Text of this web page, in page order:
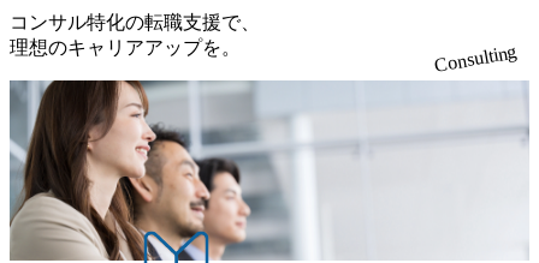
ミュニケーション能力をお持ちの方 ・最新のトレンド・テ
ーマや事例にキャッチアップし、バイタリティーを持って
向を把握し、クライアントや自社への提案などに積極的に
関わることができる方 ・スケジューリング(優先順位付け含
む)など、ビジネスベーシックスキルが習得できている方
り、クライアントとのリレーションを発展・拡大させるこ
とをミッションとする。自社へ提言の質を常に高く担保す
る責任を担う。 ● 裁量権 弊社は2019年11月に設立され、成
長期といわれるフェーズにあります。 事業・組織を拡大し
ていく時期のため、メンバーや組織がスケールしていく過
程を体感できます。 また、希望者はパートナー以外でも大
手役員の方へのセールスにも参加できる環境です。 自ら案
件を取り、プロジェクト体制を作っていくことも可能で
す。 ● 事業会社機能にも携われる 弊社にはコンサルティン
グ事業以外にもSaaSプロダクト・メディア・地方創生事業
を上回る規模感)、営業利益率も約15％と驚異的な数字とな
っている、売上・従業員数共にこの8年間で4倍近くの成長
を遂げていることから、今後も高い成長が見込まれる 多く
の技術者を抱えており、アビームコンサルティングに続い
て日本国内2番目にSAP認定コンサルタント制度の有資格者
数が多く、特にIT領域に強みを持つ グローバルのポジショ
ンに自由に応募できる社内の転職ツール「キャリアズ・マ
ーケットプレイス」が存在し、本ツールを活用で上司の引
き留めを受けずに移動が可能である（異動者は年間約1,000
名） 残業時間や有休取得率など約10項目を数値化すること
来黒字を維持し、急成長中でありながら安定した事業を展
開し、高い安定性を持つ企業へと成長している 10年後に1兆
円を目指す日本にもなかなかないメガベンチャー。創業か
ら黒字経営。年間130%成長 https://storage.googleapis.com/our-
vision-production.appspot.com/public/images/20251030164405_5c
527843-d227-4df8-b86c-5587f843fdf6_1200x471.webp https://stor
age.googleapis.com/our-vision-production.appspot.com/public/imag
es/20251030164946_dc0888f6-0539-4887-84d7-34c8d8544226_1
200x666.webp 年間100億円規模の投資の元、10以上もの新規
事業を立ち上げているため様々な業界を経験することが可
能 社内転職が活発であり、多様なスキルを1社で身に着ける
コンサル特化の転職支援で、
理想のキャリアアップを。
Consulting